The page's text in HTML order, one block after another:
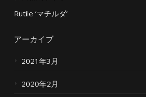
Rutile ‘マチルダ’
アーカイブ
2021年3月
2020年2月